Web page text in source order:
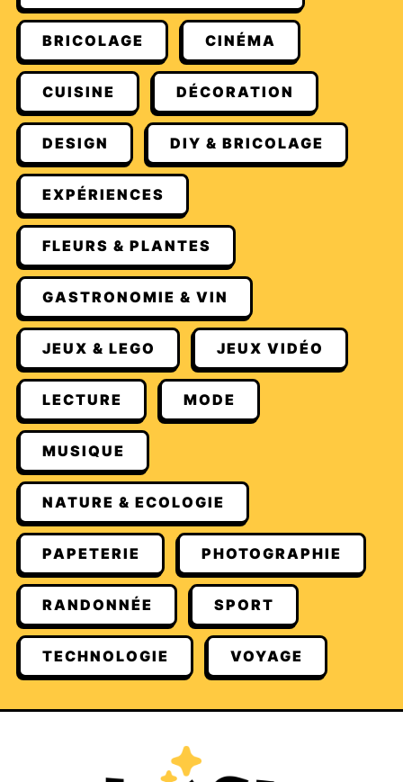
BRICOLAGE CINÉMA
CUISINE DÉCORATION
DESIGN DIY & BRICOLAGE
EXPÉRIENCES
FLEURS & PLANTES
GASTRONOMIE & VIN
JEUX & LEGO JEUX VIDÉO
LECTURE MODE
MUSIQUE
NATURE & ECOLOGIE
PAPETERIE PHOTOGRAPHIE
RANDONNÉE SPORT
TECHNOLOGIE VOYAGE